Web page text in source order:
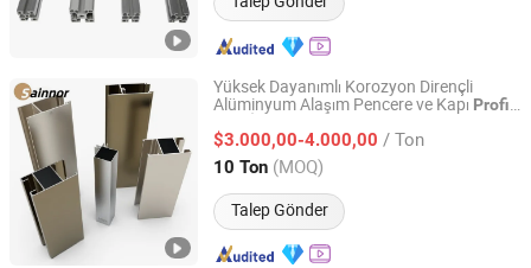
Yüksek Dayanımlı Korozyon Dirençli
Alüminyum Alaşım Pencere ve Kapı Profil i
$3.000,00-4.000,00 / Ton
10 Ton (MOQ)
Talep Gönder
Linyi Shengao Aluminum Industry Co., Ltd.
Shandong, China Fiyat 2024